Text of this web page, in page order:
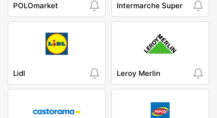
POLOmarket Intermarche Super
Lidl Leroy Merlin